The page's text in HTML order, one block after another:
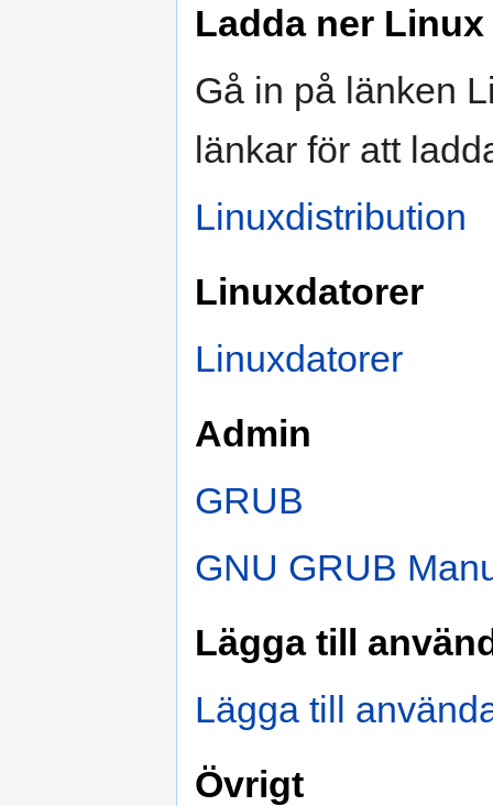
Ladda ner Linux
Gå in på länken
länkar för att
Linuxdistribution
Linuxdatorer
Linuxdatorer
Admin
GRUB
GNU GRUB
Lägga till
Lägga till
Övrigt